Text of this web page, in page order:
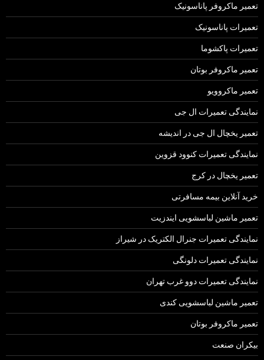
تعمیر ماکروفر پاناسونیک
تعمیرات پاناسونیک
تعمیرات پاکشوما
تعمیر ماکروفر بوتان
تعمیر ماکروویو
نمایندگی تعمیرات ال جی
تعمیر یخچال ال جی در اندیشه
نمایندگی تعمیرات کنوود قزوین
تعمیر یخچال در کرج
خرید آنلاین بیمه مسافرتی
تعمیر ماشین لباسشویی ایندزیت
نمایندگی تعمیرات جنرال الکتریک در شیراز
نمایندگی تعمیرات دلونگی
نمایندگی تعمیرات دوو غرب تهران
تعمیر ماشین لباسشویی کندی
تعمیر ماکروفر بوتان
بیکران صنعت